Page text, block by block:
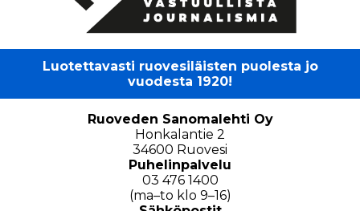
Luotettavasti ruovesiläisten puolesta jo
vuodesta 1920!
Ruoveden Sanomalehti Oy
Honkalantie 2
34600 Ruovesi
Puhelinpalvelu
03 476 1400
(ma–to klo 9–16)